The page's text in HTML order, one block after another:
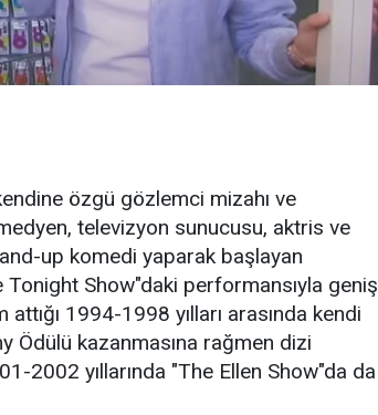
özgü gözlemci mizahı ve
televizyon sunucusu, aktris ve
up komedi yaparak başlayan
Show"daki performansıyla geniş
attığı 1994-1998 yılları arasında kendi
Ödülü kazanmasına rağmen dizi
2002 yıllarında "The Ellen Show"da da